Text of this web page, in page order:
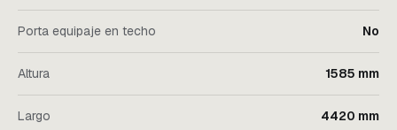
Porta equipaje en techo No
Altura 1585 mm
Largo 4420 mm